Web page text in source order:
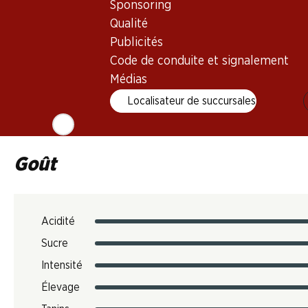
Sponsoring
Qualité
Publicités
Code de conduite et signalement
Médias
Localisateur de succursales
Température de dégustation
1028228
Goût
Acidité
Sucre
Intensité
Élevage